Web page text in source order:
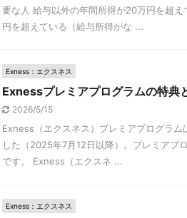
要な人 給与以外の年間所得が20万円を超
円を超えている（給与所得がな ...
Exness：エクスネス
Exnessプレミアプログラムの特典
2026/5/15
Exness（エクスネス）プレミアプログラ
した（2025年7月12日以降）。プレミアプ
です。 Exness（エクスネ ...
Exness：エクスネス